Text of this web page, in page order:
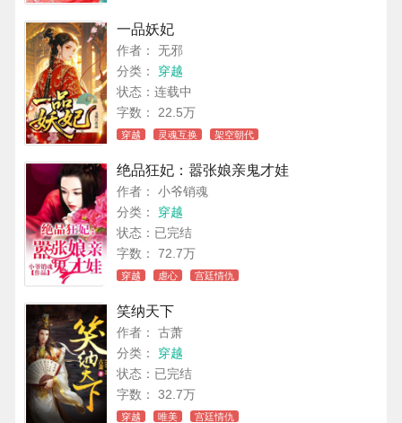
一品妖妃
作者： 无邪
分类： 穿越
状态：连载中
字数： 22.5万
穿越 灵魂互换 架空朝代
绝品狂妃：嚣张娘亲鬼才娃
作者： 小爷销魂
分类： 穿越
状态：已完结
字数： 72.7万
穿越 虐心 宫廷情仇
笑纳天下
作者： 古萧
分类： 穿越
状态：已完结
字数： 32.7万
穿越 唯美 宫廷情仇